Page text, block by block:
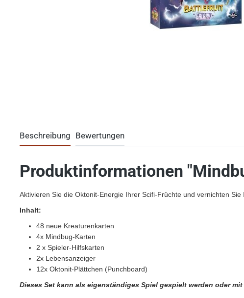
Beschreibung Bewertungen
Produktinformationen
Aktivieren Sie die Oktonit-Energie Ihrer Scifi-Früchte und vernichten
Inhalt:
48 neue Kreaturenkarten
4x Mindbug-Karten
2 x Spieler-Hilfskarten
2x Lebensanzeiger
12x Oktonit-Plättchen (Punchboard)
Dieses Set kann als eigenständiges Spiel gespielt werden oder